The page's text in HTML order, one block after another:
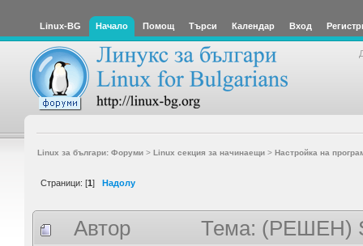
Linux-BG Начало Помощ Търси Календар Вход
Linux за българи: Форуми> Linux секция за начинаещи> Настройка на
Страници: [1] Надолу
Автор Тема: (РЕШЕН)